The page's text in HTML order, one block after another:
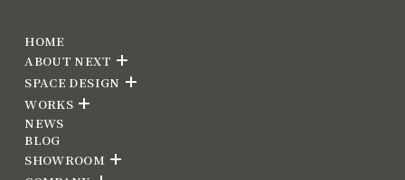
HOME
ABOUT NEXT
SPACE DESIGN
WORKS
NEWS
BLOG
SHOWROOM